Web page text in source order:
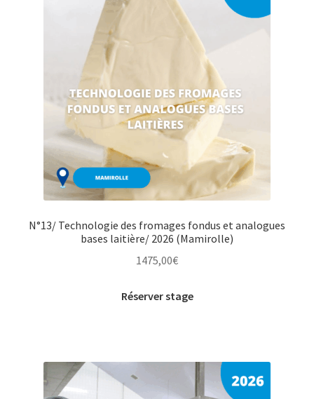
N°13/ Technologie des fromages fondus et analogues
bases laitière/ 2026 (Mamirolle)
1475,00€
Réserver stage